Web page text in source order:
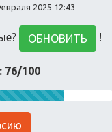
2025 12:43
ОБНОВИТЬ !
76/100